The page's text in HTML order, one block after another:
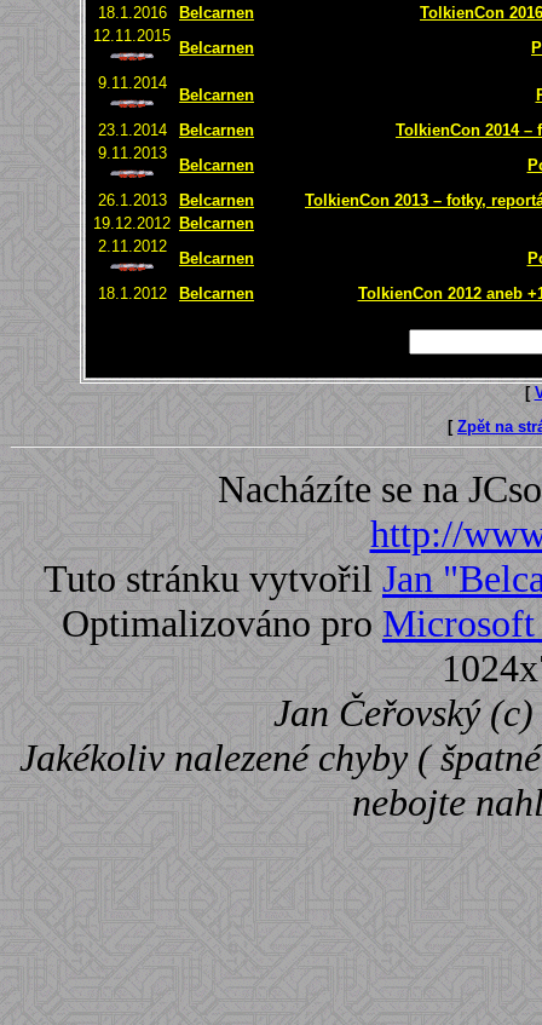
18.1.2016
Belcarnen
TolkienCon
12.11.2015
Belcarnen
9.11.2014
Belcarnen
23.1.2014
Belcarnen
TolkienCon 2014 –
9.11.2013
Belcarnen
26.1.2013
Belcarnen
TolkienCon 2013 – fotky,
19.12.2012 Belcarnen
2.11.2012
Belcarnen
18.1.2012
Belcarnen TolkienCon 2012 aneb
[
[ Zpět na
Nacházíte se na
http://
Tuto stránku vytvořil Jan
Optimalizováno pro
Jan Čeřovský
Jakékoliv nalezené chyby (
nebojte